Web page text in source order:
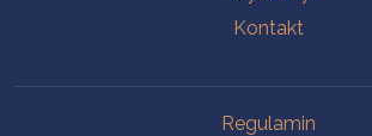
Kontakt
Regulamin